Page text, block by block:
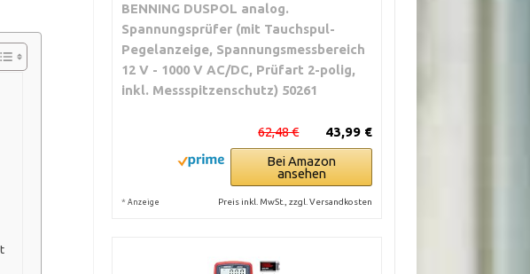
BENNING DUSPOL analog.
Spannungsprüfer (mit Tauchspul-
Pegelanzeige, Spannungsmessbereich
12 V - 1000 V AC/DC, Prüfart 2-polig,
inkl. Messspitzenschutz) 50261
43,99 €
62,48 €
Bei Amazon
ansehen
* Anzeige Preis inkl. MwSt., zzgl. Versandkosten